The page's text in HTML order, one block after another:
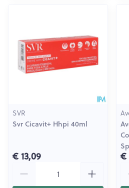
SVR
Svr Cicavit+ Hhpi 40ml
€ 13,09 €